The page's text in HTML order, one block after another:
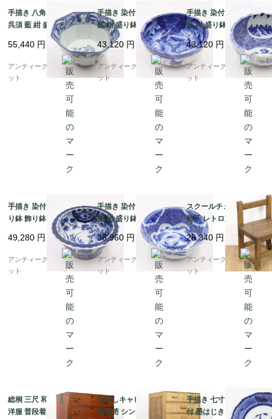
手描き 八角 染付 中鉢
呉須 藍 紺 盛り鉢 飾り
鉢 アンティーク 骨董
日本製 伊万里（波、草
55,440 円
アンティークブルーパロ
ット
手描き 染付 中鉢 呉須
藍 紺 盛り鉢 飾り鉢 ア
ンティーク 骨董 日本製
伊万里（馬・唐草・植
物）
43,120 円
アンティークブルーパロ
ット
手描き 染付 中鉢 呉須
藍 紺 盛り鉢 飾り鉢 ア
ンティーク 骨董 日本製
伊万里（窓絵草花・み
じん唐草）
43,120 円
アンティークブルーパロ
ット
手描き 染付 中鉢 紺 盛
り鉢 飾り鉢 伊万里 ア
ンティーク 骨董 日本製
おしゃれ（草花・渦）
49,280 円
アンティークブルーパロ
ット
手描き 染付 中鉢 呉須
藍 紺 盛り鉢 飾り鉢 ア
ンティーク 骨董 日本製
伊万里（みじん唐草・
山水）
36,960 円
アンティークブルーパロ
ット
スクールチェア 学校の
椅子 レトロ家具 教室
ヴィンテージ アンティ
ーク 日本製 子供 かわ
いい 小ぶり
28,340 円
アンティークブルーパロ
ット
総桐 三尺 和箪笥 着物
洋服 普段着 大正 昭和
引出しキャビネット 整
理箪笥 シンプル モダン
手描き 七寸 伊万里 染
付 墨はじき 中皿 盛り